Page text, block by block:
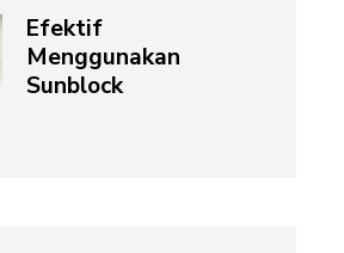
Efektif
Menggunakan
Sunblock